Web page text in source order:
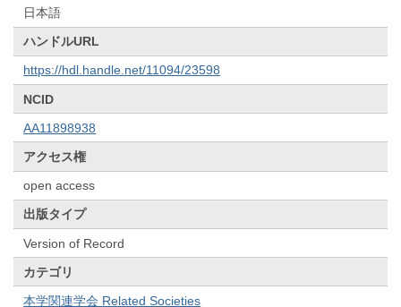
日本語
ハンドルURL
https://hdl.handle.net/11094/23598
NCID
AA11898938
アクセス権
open access
出版タイプ
Version of Record
カテゴリ
本学関連学会 Related Societies